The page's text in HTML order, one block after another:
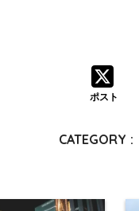
ポスト
CATEGORY :